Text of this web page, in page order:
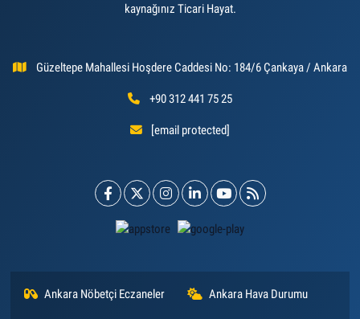
kaynağınız Ticari Hayat.
Güzeltepe Mahallesi Hoşdere Caddesi No: 184/6 Çankaya / Ankara
+90 312 441 75 25
[email protected]
Ankara Nöbetçi Eczaneler Ankara Hava Durumu